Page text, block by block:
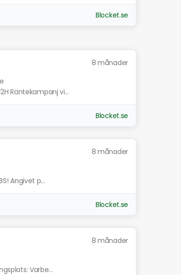
Blocket.se
8 månader
12H Räntekampanj vi...
Blocket.se
8 månader
Angivet p...
Blocket.se
8 månader
Varbe...